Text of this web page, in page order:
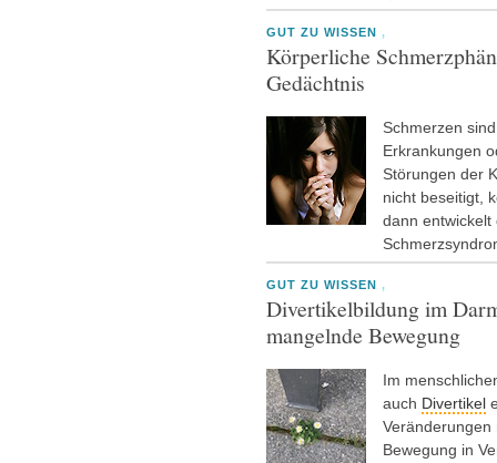
GUT ZU WISSEN ,
Körperliche
Gedächtnis
Schmerzen
Erkrankungen
Störungen der
nicht beseitigt,
dann
GUT ZU WISSEN ,
Divertikelbildung im
mangelnde Bewegung
Im
auch Divertikel
Bewegung in